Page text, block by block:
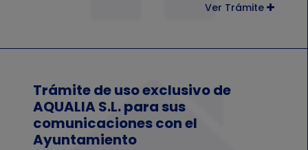
Ver Trámite
Trámite de uso exclusivo de
AQUALIA S.L. para sus
comunicaciones con el
Ayuntamiento